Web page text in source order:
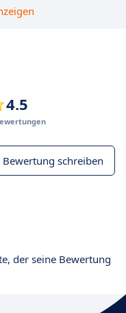
4.5
Bewertung schreiben
der seine Bewertung